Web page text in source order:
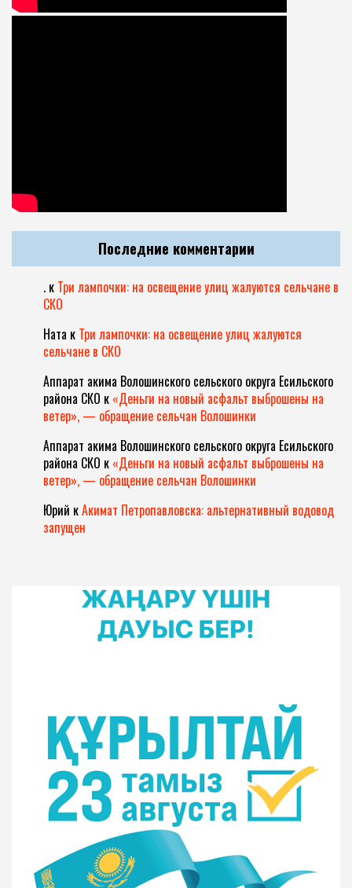
Последние комментарии
. к Три лампочки: на освещение улиц жалуются сельчане в
СКО
Ната к Три лампочки: на освещение улиц жалуются
сельчане в СКО
Аппарат акима Волошинского сельского округа Есильского
района СКО к «Деньги на новый асфальт выброшены на
ветер», — обращение сельчан Волошинки
Аппарат акима Волошинского сельского округа Есильского
района СКО к «Деньги на новый асфальт выброшены на
ветер», — обращение сельчан Волошинки
Юрий кАкимат Петропавловска: альтернативный водовод
запущен